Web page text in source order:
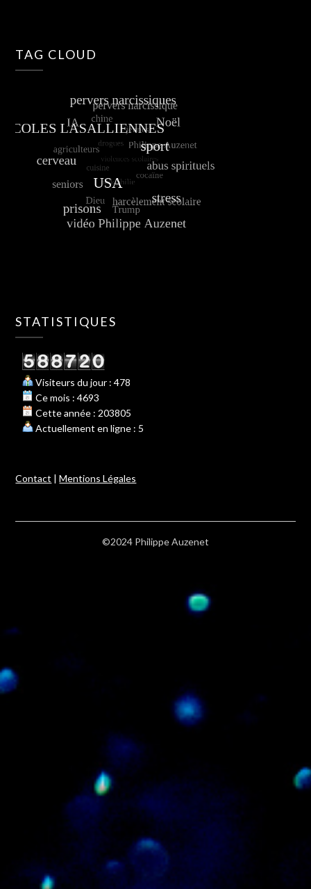
TAG CLOUD
STATISTIQUES
Visiteurs du jour : 478
Ce mois : 4693
Cette année : 203805
Actuellement en ligne : 5
Contact |Mentions Légales
©2024 Philippe Auzenet